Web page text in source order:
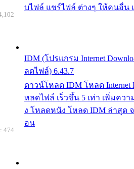
บไฟล์ แชร์ไฟล์ ต่างๆ ให้คนอื่น
IDM (โปรแกรม Internet
ลดไฟล์) 6.43.7
ดาวน์โหลด IDM โหลด Internet
หลดไฟล์ เร็วขึ้น 5 เท่า เพิ่มคว
ง โหลดหนัง โหลด IDM ล่าสุด จ
อน
474